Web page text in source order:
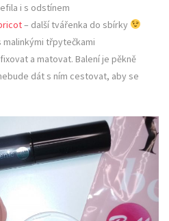
i s odstínem
– další tvářenka do sbírky
malinkými třpytečkami
a matovat. Balení je pěkně
dát s ním cestovat, aby se